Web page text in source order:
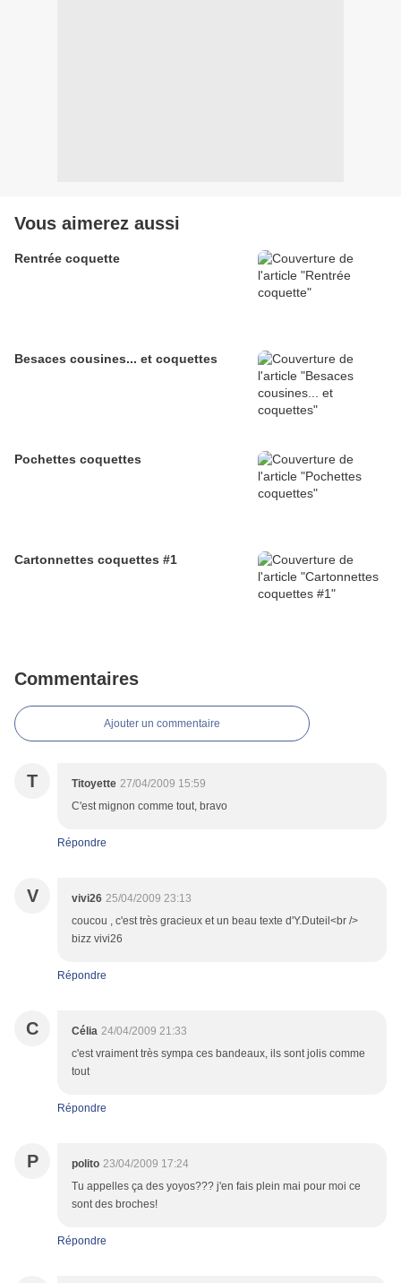
Vous aimerez aussi
Rentrée coquette
Besaces cousines... et coquettes
Pochettes coquettes
Cartonnettes coquettes #1
Commentaires
Ajouter un commentaire
T Titoyette 27/04/2009 15:59
C'est mignon comme tout, bravo
Répondre
V vivi26 25/04/2009 23:13
coucou , c'est très gracieux et un beau texte d'Y.Duteil<br />
bizz vivi26
Répondre
C Célia 24/04/2009 21:33
c'est vraiment très sympa ces bandeaux, ils sont jolis comme
tout
Répondre
P polito 23/04/2009 17:24
Tu appelles ça des yoyos??? j'en fais plein mai pour moi ce
sont des broches!
Répondre